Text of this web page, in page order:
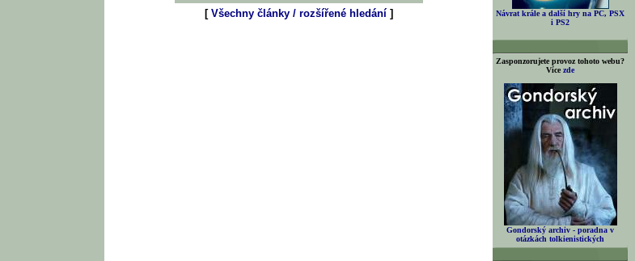
[ Všechny články / rozšířené hledání]
Návrat krále a další hry na PC, PSX
i PS2
Zasponzorujete provoz tohoto webu?
Více zde
Gondorský archiv - poradna v
otázkách tolkienistických